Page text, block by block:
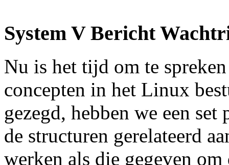
System V Bericht
Nu is het tijd om te
concepten in het Linux
gezegd, hebben we een
de structuren gerelateerd
werken als die gegeven